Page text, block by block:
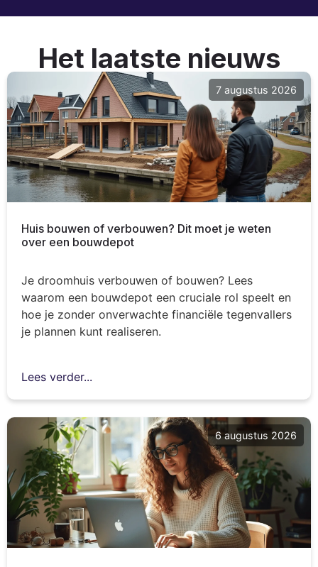
Het laatste nieuws
7 augustus 2026
Huis bouwen of verbouwen? Dit moet je weten
over een bouwdepot
Je droomhuis verbouwen of bouwen? Lees
waarom een bouwdepot een cruciale rol speelt en
hoe je zonder onverwachte financiële tegenvallers
je plannen kunt realiseren.
Lees verder...
6 augustus 2026